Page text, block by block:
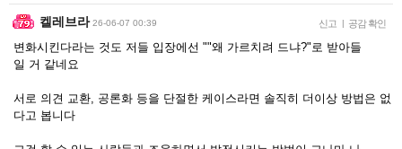
켈레브라 26-06-07 00:39 신고 | 공감 확인
변화시킨다라는 것도 저들 입장에선 ""왜 가르치려 드냐?"로 받아들
일 거 같네요
서로 의견 교환, 공론화 등을 단절한 케이스라면 솔직히 더이상 방법은 없
다고 봅니다